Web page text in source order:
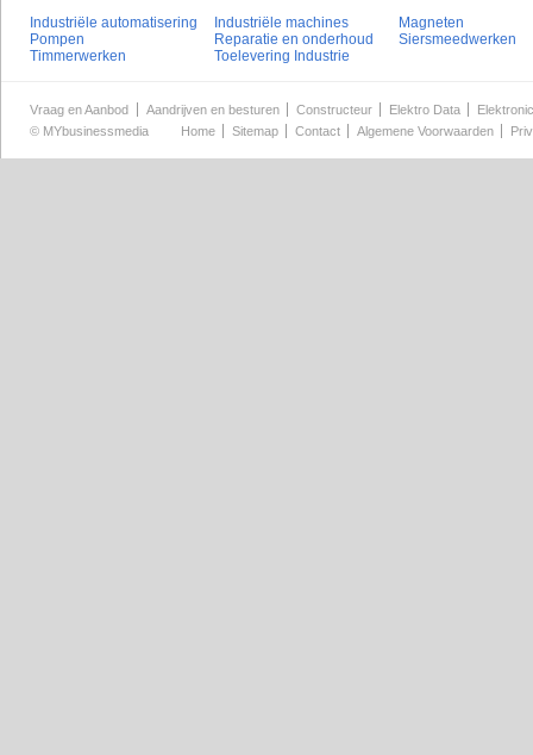
Industriële automatisering
Industriële machines
Magneten
Pompen
Reparatie en onderhoud
Siersmeedwerken
Timmerwerken
Toelevering Industrie
Vraag en Aanbod Aandrijven en besturen Constructeur Elektro Data
© MYbusinessmedia Home Sitemap Contact Algemene Voorwaarden